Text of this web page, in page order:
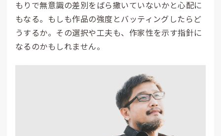
もりで無意識の差別をばら撒いていないかと心配に
もなる。もしも作品の強度とバッティングしたらど
うするか。その選択や工夫も、作家性を示す指針に
なるのかもしれません。